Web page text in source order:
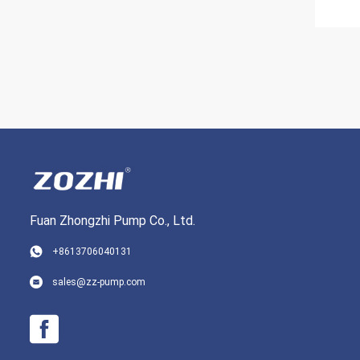
Fuan Zhongzhi Pump Co., Ltd.
+8613706040131
sales@zz-pump.com